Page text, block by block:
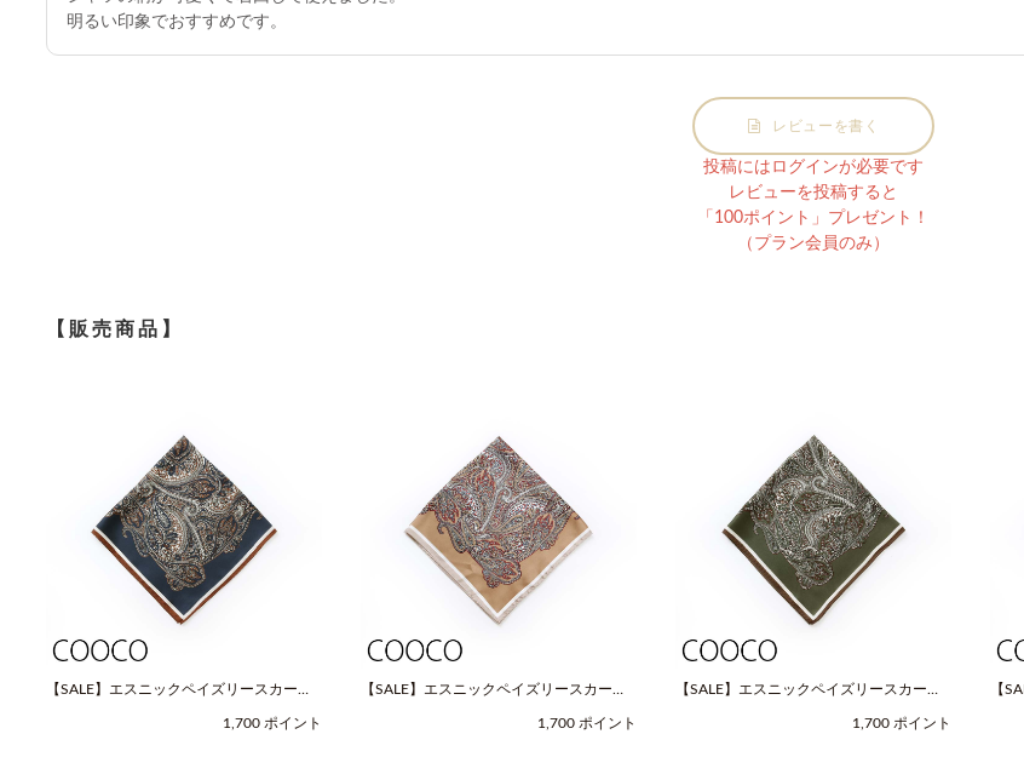
明るい印象でおすすめです。
レビューを書く
投稿にはログインが必要です
レビューを投稿すると
「100ポイント」プレゼント！
（プラン会員のみ）
【販売商品】
【SALE】エスニックペイズリースカーフ
1,700 ポイント
【SALE】エスニックペイズリースカーフ
1,700 ポイント
【SALE】エスニックペイズリースカーフ
1,700 ポイント
【